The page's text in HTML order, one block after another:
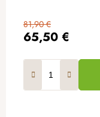
65,50 €
81,90 €